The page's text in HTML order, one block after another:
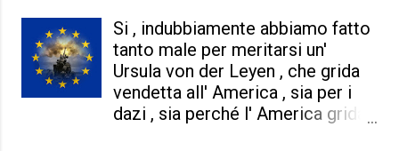
bombardati da troppe
comunicazioni errate , da troppe
motivazioni e interessi , dove la
"guerra" è sempre un business ,
un' opportunità per far arricchire
chi produce armi di distruzione di
Si , indubbiamente abbiamo fatto
tanto male per meritarsi un'
Ursula von der Leyen , che grida
vendetta all' America , sia per i
dazi , sia perché l' America grida